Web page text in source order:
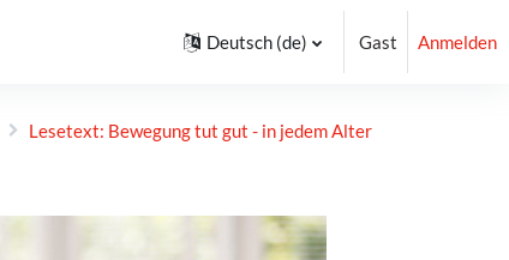
Deutsch ‎(de)‎ Gast Anmelden
Lesetext: Bewegung tut gut - in jedem Alter